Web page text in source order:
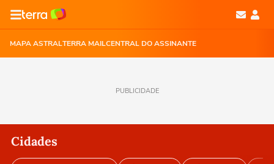
MAPA ASTRALTERRA MAILCENTRAL DO ASSINANTE
PUBLICIDADE
Cidades